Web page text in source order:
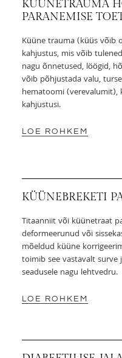
KÜÜNETRAUMA
PARANEMISE
Küüne trauma (küüs võib
kahjustus, mis võib
nagu õnnetused, löögid,
võib põhjustada valu,
hematoomi
kahjustusi.
LOE ROHKEM
KÜÜNEBREKETI
Titaanniit või küünetraat
deformeerunud või
mõeldud küüne
toimib see vastavalt surve
seadusele nagu lehtvedru.
LOE ROHKEM